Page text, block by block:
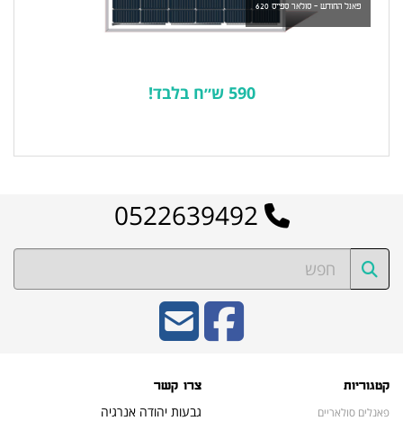
פאנל החודש - סולאר ספייס 620
590 ש״ח בלבד!
קטגוריות
פאנלים סולאריים
צרו קשר
גבעות יהודה אנרגיה